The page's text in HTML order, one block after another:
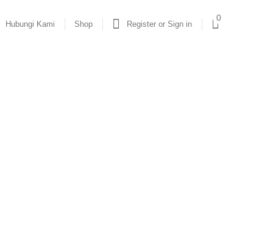
Hubungi Kami Shop Register or Sign in
0